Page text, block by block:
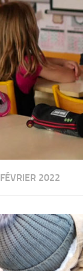
FÉVRIER 2022